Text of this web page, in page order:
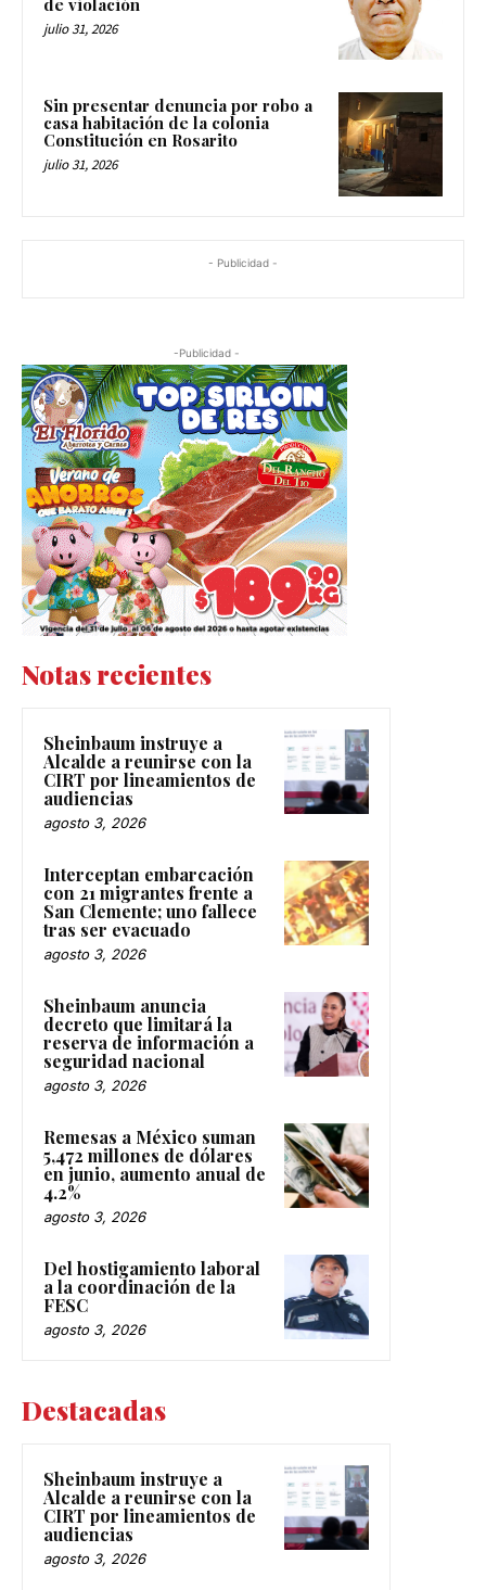
julio 31, 2026
Sin presentar denuncia por robo a
casa habitación de la colonia
Constitución en Rosarito
julio 31, 2026
- Publicidad -
-Publicidad -
Notas recientes
Sheinbaum instruye a
Alcalde a reunirse con la
CIRT por lineamientos de
audiencias
agosto 3, 2026
Interceptan embarcación
con 21 migrantes frente a
San Clemente; uno fallece
tras ser evacuado
agosto 3, 2026
Sheinbaum anuncia
decreto que limitará la
reserva de información a
seguridad nacional
agosto 3, 2026
Remesas a México suman
5,472 millones de dólares
en junio, aumento anual de
4.2%
agosto 3, 2026
Del hostigamiento laboral
a la coordinación de la
FESC
agosto 3, 2026
Destacadas
Sheinbaum instruye a
Alcalde a reunirse con la
CIRT por lineamientos de
audiencias
agosto 3, 2026